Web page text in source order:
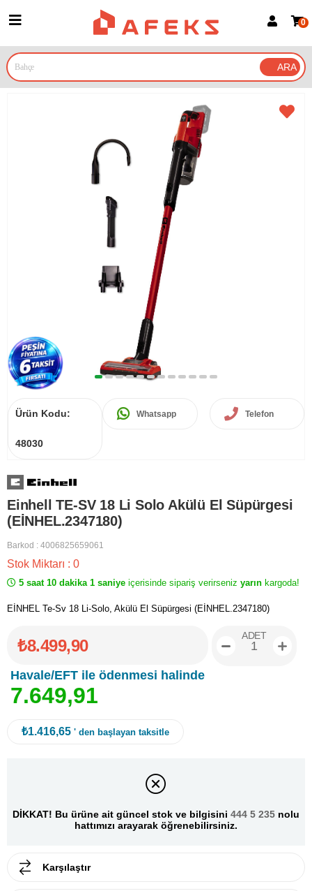
Google İle Bağlan
0
Ürün Kodu:
48030
Whatsapp Telefon
Einhell TE-SV 18 Li Solo Akülü El Süpürgesi
(EİNHEL.2347180)
Barkod : 4006825659061
Stok Miktarı : 0
5 saat 10 dakika 0 saniye içerisinde sipariş verirseniz yarın kargoda!
EİNHEL Te-Sv 18 Li-Solo, Akülü El Süpürgesi (EİNHEL.2347180)
₺8.499,90
Havale/EFT ile ödenmesi halinde
7.649,91
ADET
₺1.416,65 ' den başlayan taksitle
DİKKAT! Bu ürüne ait güncel stok ve bilgisini 444 5 235 nolu
hattımızı arayarak öğrenebilirsiniz.
Karşılaştır